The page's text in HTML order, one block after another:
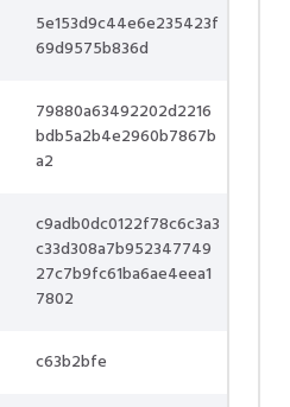
5e153d9c44e6e235423f
69d9575b836d
79880a63492202d2216
bdb5a2b4e2960b7867b
a2
c9adb0dc0122f78c6c3a3
c33d308a7b952347749
27c7b9fc61ba6ae4eea1
7802
c63b2bfe